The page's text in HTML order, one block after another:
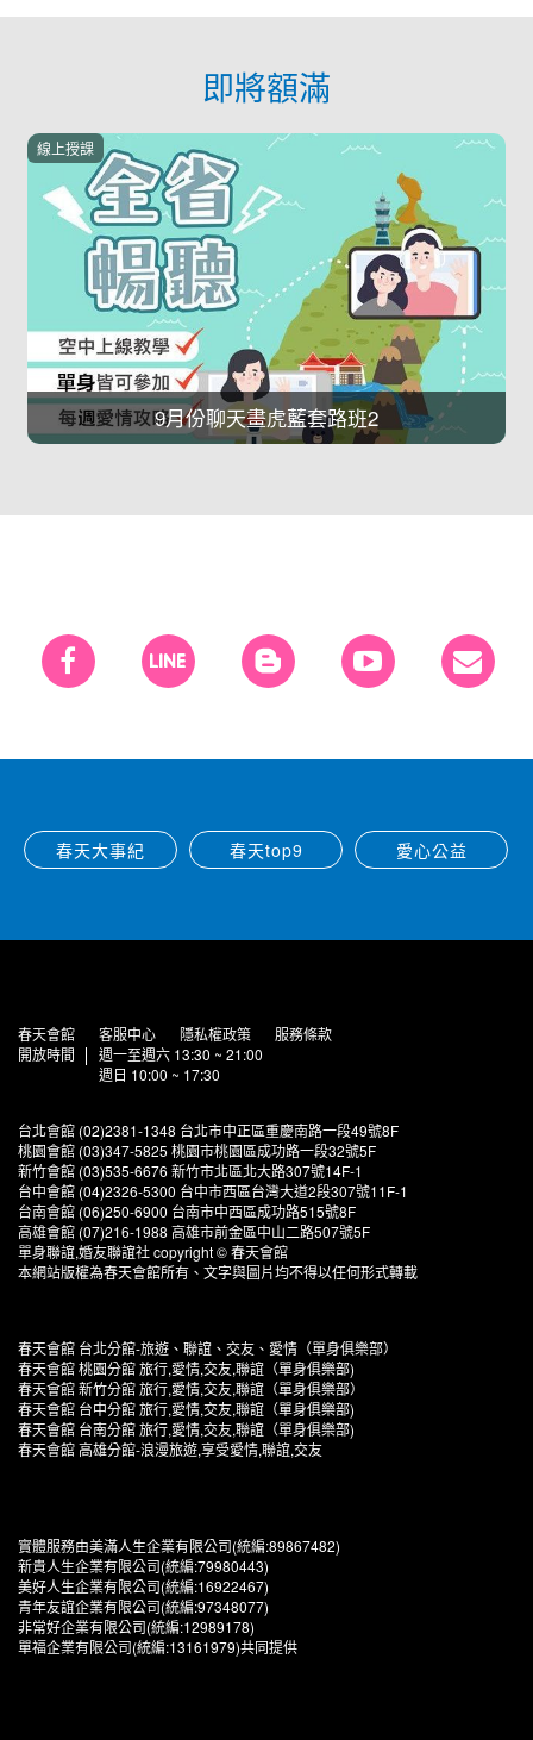
即將額滿
愛情策略學l森田琳老師
線上授課
春天大事紀 春天top9 愛心公益
春天會館 客服中心 隱私權政策
服務條款
開放時間
週一至週六 13:30 ~ 21:00
週日 10:00 ~ 17:30
台北會館 (02)2381-1348 台北市中正區重慶南路一段49號8F
桃園會館 (03)347-5825 桃園市桃園區成功路一段32號5F
新竹會館 (03)535-6676 新竹市北區北大路307號14F-1
台中會館 (04)2326-5300 台中市西區台灣大道2段307號11F-1
台南會館 (06)250-6900 台南市中西區成功路515號8F
高雄會館 (07)216-1988 高雄市前金區中山二路507號5F
單身聯誼,婚友聯誼社 copyright © 春天會館
本網站版權為春天會館所有、文字與圖片均不得以任何形式轉載
春天會館 台北分館-旅遊、聯誼、交友、愛情（單身俱樂部）
春天會館 桃園分館 旅行,愛情,交友,聯誼（單身俱樂部)
春天會館 新竹分館 旅行,愛情,交友,聯誼（單身俱樂部）
春天會館 台中分館 旅行,愛情,交友,聯誼（單身俱樂部)
春天會館 台南分館 旅行,愛情,交友,聯誼（單身俱樂部)
春天會館 高雄分館-浪漫旅遊,享受愛情,聯誼,交友
實體服務由美滿人生企業有限公司(統編:89867482)
新貴人生企業有限公司(統編:79980443)
美好人生企業有限公司(統編:16922467)
青年友誼企業有限公司(統編:97348077)
非常好企業有限公司(統編:12989178)
單福企業有限公司(統編:13161979)共同提供